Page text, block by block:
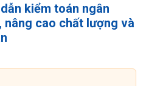
kiểm toán ngân
nâng cao chất lượng và